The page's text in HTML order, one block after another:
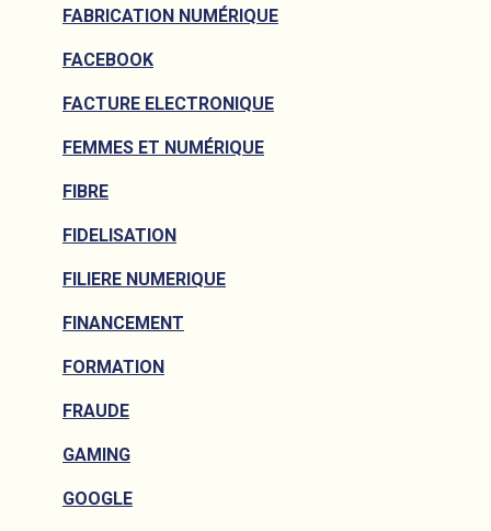
FABRICATION NUMÉRIQUE
FACEBOOK
FACTURE ELECTRONIQUE
FEMMES ET NUMÉRIQUE
FIBRE
FIDELISATION
FILIERE NUMERIQUE
FINANCEMENT
FORMATION
FRAUDE
GAMING
GOOGLE